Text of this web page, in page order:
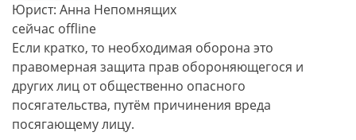
Юрист: Анна Непомнящих
сейчас offline
Если кратко, то необходимая оборона это
правомерная защита прав обороняющегося и
других лиц от общественно опасного
посягательства, путём причинения вреда
посягающему лицу.